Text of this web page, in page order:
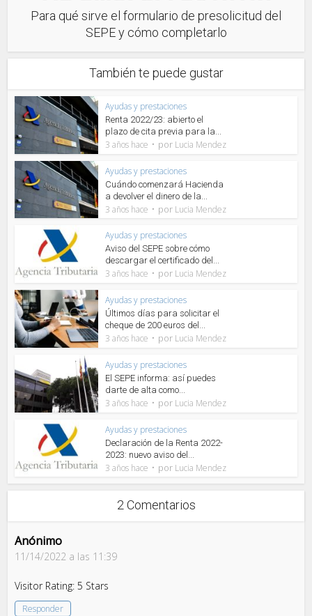
Para qué sirve el formulario de presolicitud del
SEPE y cómo completarlo
También te puede gustar
Ayudas y prestaciones
Renta 2022/23: abierto el
plazo de cita previa para la...
3 años hace por Lucia Mendez
Ayudas y prestaciones
Cuándo comenzará Hacienda
a devolver el dinero de la...
3 años hace por Lucia Mendez
Ayudas y prestaciones
Aviso del SEPE sobre cómo
descargar el certificado del...
3 años hace por Lucia Mendez
Ayudas y prestaciones
Últimos días para solicitar el
cheque de 200 euros del...
3 años hace por Lucia Mendez
Ayudas y prestaciones
El SEPE informa: así puedes
darte de alta como...
3 años hace por Lucia Mendez
Ayudas y prestaciones
Declaración de la Renta 2022-
2023: nuevo aviso del...
3 años hace por Lucia Mendez
2 Comentarios
Anónimo
11/14/2022 a las 11:39
Visitor Rating: 5 Stars
Responder